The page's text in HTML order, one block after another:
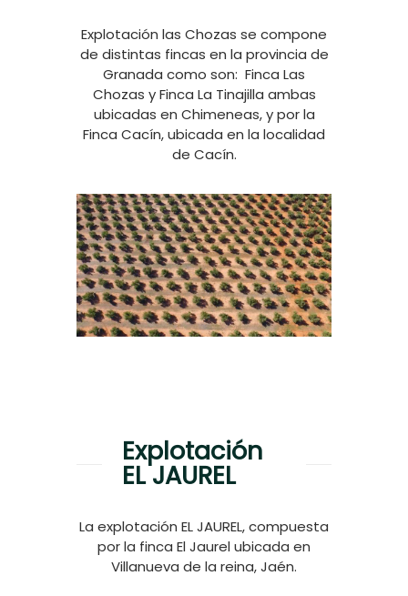
Explotación las Chozas se compone
de distintas fincas en la provincia de
Granada como son: Finca Las
Chozas y Finca La Tinajilla ambas
ubicadas en Chimeneas, y por la
Finca Cacín, ubicada en la localidad
de Cacín.
Explotación
EL JAUREL
La explotación EL JAUREL, compuesta
por la finca El Jaurel ubicada en
Villanueva de la reina, Jaén.